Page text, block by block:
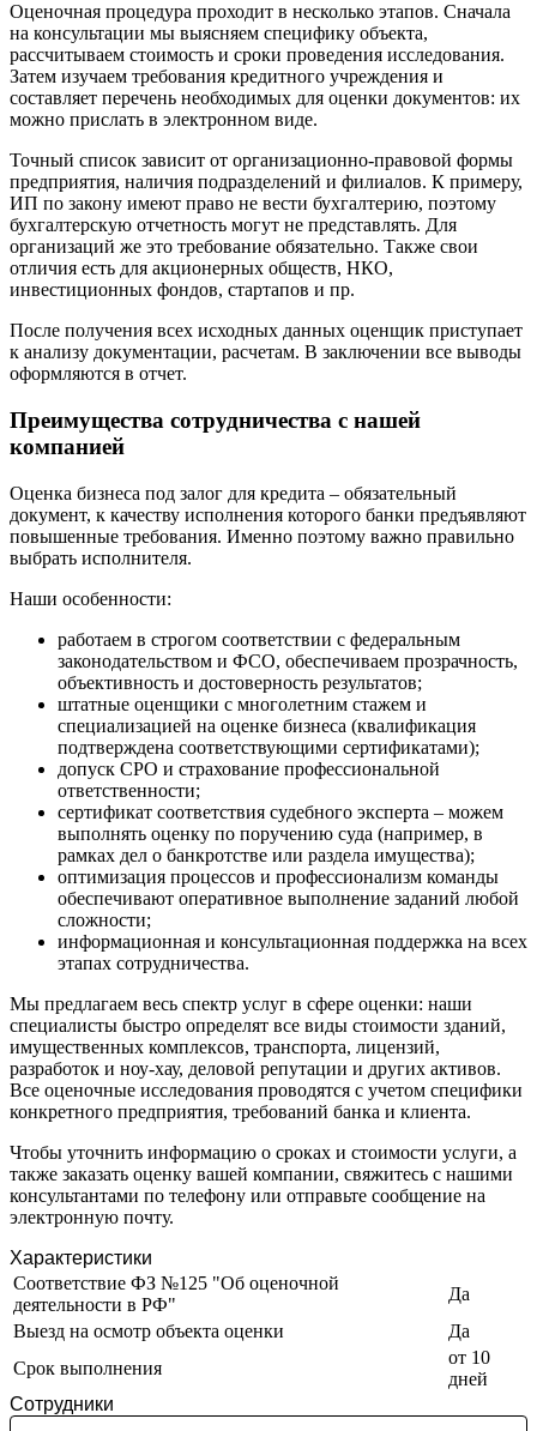
Оценочная процедура проходит в несколько этапов. Сначала
на консультации мы выясняем специфику объекта,
рассчитываем стоимость и сроки проведения исследования.
Затем изучаем требования кредитного учреждения и
составляет перечень необходимых для оценки документов: их
можно прислать в электронном виде.
Точный список зависит от организационно-правовой формы
предприятия, наличия подразделений и филиалов. К примеру,
ИП по закону имеют право не вести бухгалтерию, поэтому
бухгалтерскую отчетность могут не представлять. Для
организаций же это требование обязательно. Также свои
отличия есть для акционерных обществ, НКО,
инвестиционных фондов, стартапов и пр.
После получения всех исходных данных оценщик приступает
к анализу документации, расчетам. В заключении все выводы
оформляются в отчет.
Преимущества сотрудничества с нашей
компанией
Оценка бизнеса под залог для кредита – обязательный
документ, к качеству исполнения которого банки предъявляют
повышенные требования. Именно поэтому важно правильно
выбрать исполнителя.
Наши особенности:
работаем в строгом соответствии с федеральным
законодательством и ФСО, обеспечиваем прозрачность,
объективность и достоверность результатов;
штатные оценщики с многолетним стажем и
специализацией на оценке бизнеса (квалификация
подтверждена соответствующими сертификатами);
допуск СРО и страхование профессиональной
ответственности;
сертификат соответствия судебного эксперта – можем
выполнять оценку по поручению суда (например, в
рамках дел о банкротстве или раздела имущества);
оптимизация процессов и профессионализм команды
обеспечивают оперативное выполнение заданий любой
сложности;
информационная и консультационная поддержка на всех
этапах сотрудничества.
Мы предлагаем весь спектр услуг в сфере оценки: наши
специалисты быстро определят все виды стоимости зданий,
имущественных комплексов, транспорта, лицензий,
разработок и ноу-хау, деловой репутации и других активов.
Все оценочные исследования проводятся с учетом специфики
конкретного предприятия, требований банка и клиента.
Чтобы уточнить информацию о сроках и стоимости услуги, а
также заказать оценку вашей компании, свяжитесь с нашими
консультантами по телефону или отправьте сообщение на
электронную почту.
Характеристики
Соответствие ФЗ №125 "Об оценочной
деятельности в РФ"
Да
Выезд на осмотр объекта оценки
Да
Срок выполнения
от 10
дней
Сотрудники
Гай
Гатчина
Геленджик
Георгиевск
Глазов
Горно-Алтайск
Городец
Горячий Ключ
Грозный
Губаха
Губкин
Гуково
Гулькевичи
Гусь-Хрустальный
Дедовск
Дербент
Джанкой
Дзержинск
Дзержинский
Димитровград
Долгопрудный
Домодедово
Донецк
Дюртюли
Евпатория
Егорьевск
Екатеринбург
Елизово
Ермолино
Ессентуки
Железногорск
Железногорск-Илимский
Жуковский
Заводоуковск
Заозерный
Заполярный
Зарайск
Заречный
Заринск
Звенигород
Зеленоград
Зеленодольск
Зея
Златоуст